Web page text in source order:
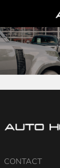
CONTACT